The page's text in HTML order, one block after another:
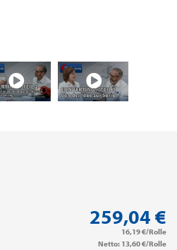
259,04 €
16,19 €/Rolle
Netto: 13,60 €/Rolle